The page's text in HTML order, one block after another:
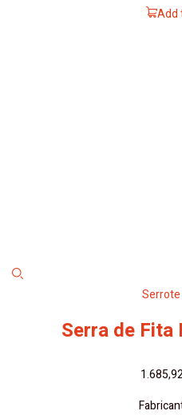
Add
Serrote
Serra de Fita